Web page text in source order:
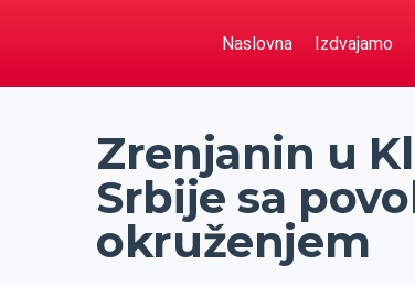
Naslovna Izdvajamo
Zrenjanin u
Srbije sa
okruženjem